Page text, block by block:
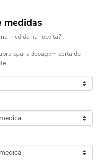
medidas
medida na receita?
qual a dosagem certa do